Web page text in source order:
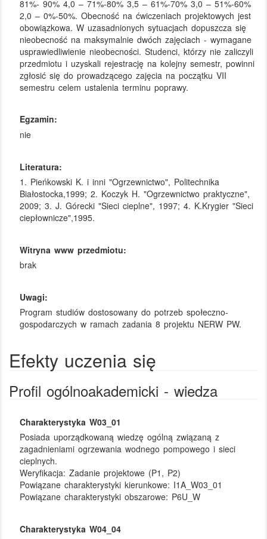
81%- 90% 4,0 – 71%-80% 3,5 – 61%-70% 3,0 – 51%-60%
2,0 – 0%-50%. Obecność na ćwiczeniach projektowych jest
obowiązkowa. W uzasadnionych sytuacjach dopuszcza się
nieobecność na maksymalnie dwóch zajęciach - wymagane
usprawiedliwienie nieobecności. Studenci, którzy nie zaliczyli
przedmiotu i uzyskali rejestrację na kolejny semestr, powinni
zgłosić się do prowadzącego zajęcia na początku VII
semestru celem ustalenia terminu poprawy.
Egzamin:
nie
Literatura:
1. Pieńkowski K. i inni "Ogrzewnictwo", Politechnika
Białostocka,1999; 2. Koczyk H. "Ogrzewnictwo praktyczne",
2009; 3. J. Górecki "Sieci cieplne", 1997; 4. K.Krygier "Sieci
ciepłownicze",1995.
Witryna www przedmiotu:
brak
Uwagi:
Program studiów dostosowany do potrzeb społeczno-
gospodarczych w ramach zadania 8 projektu NERW PW.
Efekty uczenia się
Profil ogólnoakademicki - wiedza
Charakterystyka W03_01
Posiada uporządkowaną wiedzę ogólną związaną z
zagadnieniami ogrzewania wodnego pompowego i sieci
cieplnych.
Weryfikacja:Zadanie projektowe (P1, P2)
Powiązane charakterystyki kierunkowe: I1A_W03_01
Powiązane charakterystyki obszarowe: P6U_W
Charakterystyka W04_04